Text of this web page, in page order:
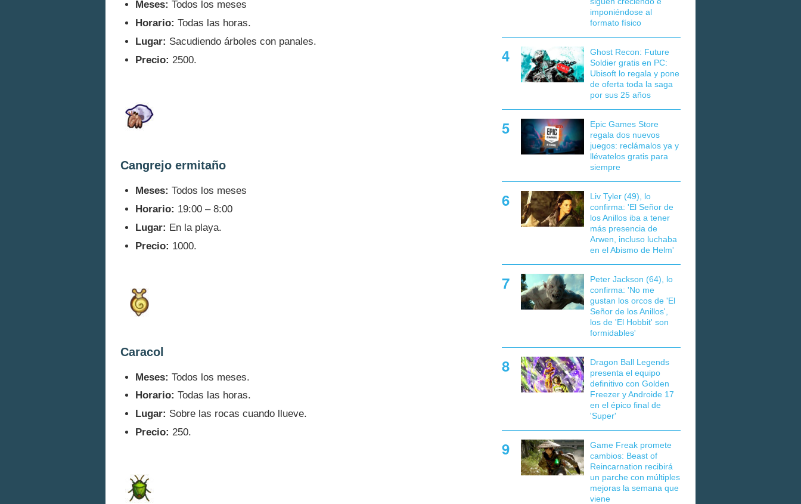
Meses: Todos los meses
Horario: Todas las horas.
Lugar: Sacudiendo árboles con panales.
Precio: 2500.
Cangrejo ermitaño
Meses: Todos los meses
Horario: 19:00 – 8:00
Lugar: En la playa.
Precio: 1000.
Caracol
Meses: Todos los meses.
Horario: Todas las horas.
Lugar: Sobre las rocas cuando llueve.
Precio: 250.
imponiéndose al
formato físico
Ghost Recon: Future
Soldier gratis en PC:
Ubisoft lo regala y pone
de oferta toda la saga
por sus 25 años
Epic Games Store
regala dos nuevos
juegos: reclámalos ya y
llévatelos gratis para
siempre
Liv Tyler (49), lo
confirma: 'El Señor de
los Anillos iba a tener
más presencia de
Arwen, incluso luchaba
en el Abismo de Helm'
Peter Jackson (64), lo
confirma: 'No me
gustan los orcos de 'El
Señor de los Anillos',
los de 'El Hobbit' son
formidables'
Dragon Ball Legends
presenta el equipo
definitivo con Golden
Freezer y Androide 17
en el épico final de
'Super'
Game Freak promete
cambios: Beast of
Reincarnation recibirá
un parche con múltiples
mejoras la semana que
viene